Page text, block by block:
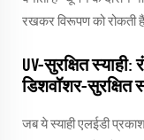
रखकर विरूपण को रोकती
UV-सुरक्षित
डिशवॉशर-सुरक्षित
जब ये स्याही एलईडी